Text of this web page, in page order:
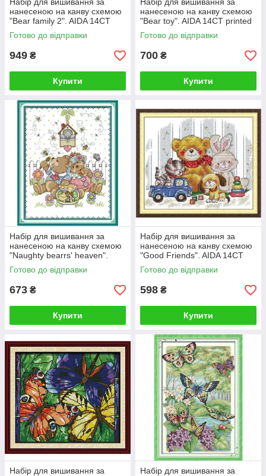
нанесеною на канву схемою
"Bear family 2". AIDA 14CT
printed 52*31 см
Готово до відправки
949 ₴
Купити
нанесеною на канву схемою
"Bear toy". AIDA 14CT printed
46*34 см
Готово до відправки
700 ₴
Купити
Набір для вишивання за
нанесеною на канву схемою
"Naughty bearrs' heaven".
AIDA 14CT printed , 41*51 см
Готово до відправки
673 ₴
Купити
Набір для вишивання за
нанесеною на канву схемою
"Good Friends". AIDA 14CT
printed 35*31 см
Готово до відправки
598 ₴
Купити
Набір для вишивання за
Набір для вишивання за